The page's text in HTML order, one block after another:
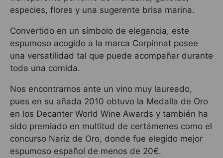
especies, flores y una sugerente brisa marina.
Convertido en un símbolo de elegancia, este
espumoso acogido a la marca Corpinnat posee
una versatilidad tal que puede acompañar durante
toda una comida.
Nos encontramos ante un vino muy laureado,
pues en su añada 2010 obtuvo la Medalla de Oro
en los Decanter World Wine Awards y también ha
sido premiado en multitud de certámenes como el
concurso Nariz de Oro, donde fue elegido mejor
espumoso español de menos de 20€.